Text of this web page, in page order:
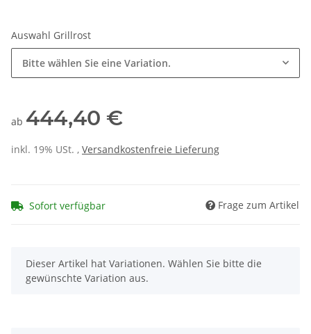
Auswahl Grillrost
Bitte wählen Sie eine Variation.
ab 444,40 €
inkl. 19% USt. , Versandkostenfreie Lieferung
Sofort verfügbar Frage zum Artikel
x
Dieser Artikel hat Variationen. Wählen Sie bitte die
gewünschte Variation aus.